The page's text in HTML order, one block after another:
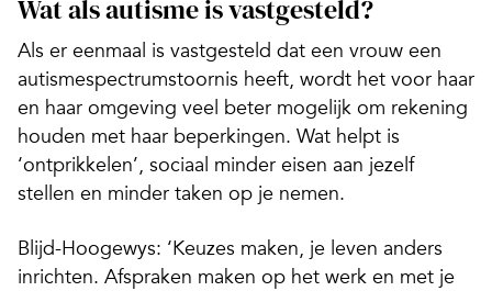
Wat als autisme is vastgesteld?
Als er eenmaal is vastgesteld dat een vrouw een
autismespectrumstoornis heeft, wordt het voor haar
en haar omgeving veel beter mogelijk om rekening
houden met haar beperkingen. Wat helpt is
‘ontprikkelen’, sociaal minder eisen aan jezelf
stellen en minder taken op je nemen.
Blijd-Hoogewys: ‘Keuzes maken, je leven anders
inrichten. Afspraken maken op het werk en met je